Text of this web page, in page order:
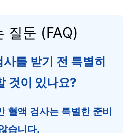
질문 (FAQ)
를 받기 전 특별히
것이 있나요?
혈액 검사는 특별한 준비
습니다.